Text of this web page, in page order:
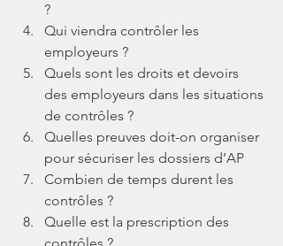
?
Qui viendra contrôler les
employeurs ?
Quels sont les droits et devoirs
des employeurs dans les situations
de contrôles ?
Quelles preuves doit-on organiser
pour sécuriser les dossiers d’AP
Combien de temps durent les
contrôles ?
Quelle est la prescription des